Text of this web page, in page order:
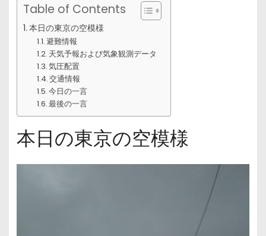
Table of Contents
本日の東京の空模様
避難情報
天気予報および気象観測データ
気圧配置
交通情報
今日の一言
最後の一言
本日の東京の空模様